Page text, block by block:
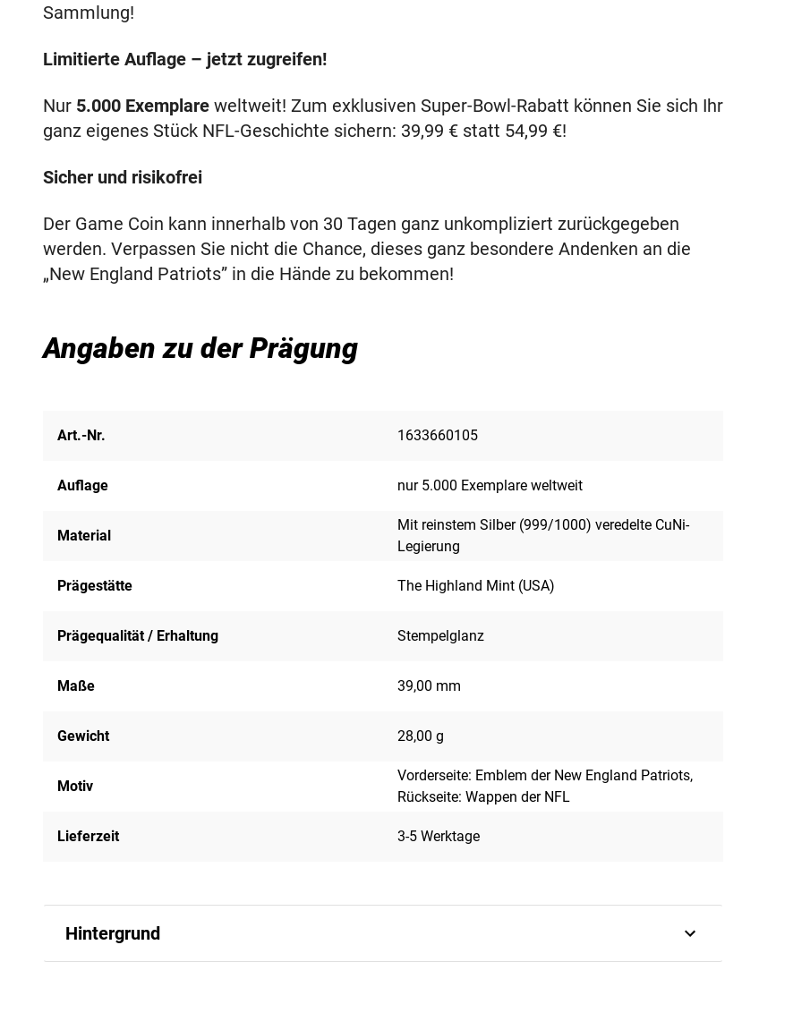
Sammlung!
Limitierte Auflage – jetzt zugreifen!
Nur 5.000 Exemplare weltweit! Zum exklusiven Super-Bowl-Rabatt können Sie sich Ihr
ganz eigenes Stück NFL-Geschichte sichern: 39,99 € statt 54,99 €!
Sicher und risikofrei
Der Game Coin kann innerhalb von 30 Tagen ganz unkompliziert zurückgegeben
werden. Verpassen Sie nicht die Chance, dieses ganz besondere Andenken an die
„New England Patriots” in die Hände zu bekommen!
Angaben zu der Prägung
Art.-Nr. 1633660105
Auflage nur 5.000 Exemplare weltweit
Material
Mit reinstem Silber (999/1000) veredelte CuNi-
Legierung
Prägestätte The Highland Mint (USA)
Prägequalität / Erhaltung Stempelglanz
Maße 39,00 mm
Gewicht 28,00 g
Motiv
Vorderseite: Emblem der New England Patriots,
Rückseite: Wappen der NFL
Lieferzeit 3-5 Werktage
Hintergrund